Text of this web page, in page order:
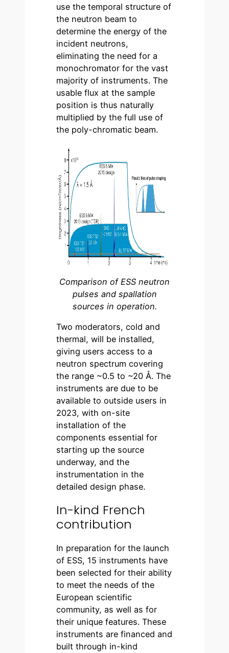
use the temporal structure of
the neutron beam to
determine the energy of the
incident neutrons,
eliminating the need for a
monochromator for the vast
majority of instruments. The
usable flux at the sample
position is thus naturally
multiplied by the full use of
the poly-chromatic beam.
Comparison of ESS neutron
pulses and spallation
sources in operation.
Two moderators, cold and
thermal, will be installed,
giving users access to a
neutron spectrum covering
the range ~0.5 to ~20 Å. The
instruments are due to be
available to outside users in
2023, with on-site
installation of the
components essential for
starting up the source
underway, and the
instrumentation in the
detailed design phase.
In-kind French
contribution
In preparation for the launch
of ESS, 15 instruments have
been selected for their ability
to meet the needs of the
European scientific
community, as well as for
their unique features. These
instruments are financed and
built through in-kind